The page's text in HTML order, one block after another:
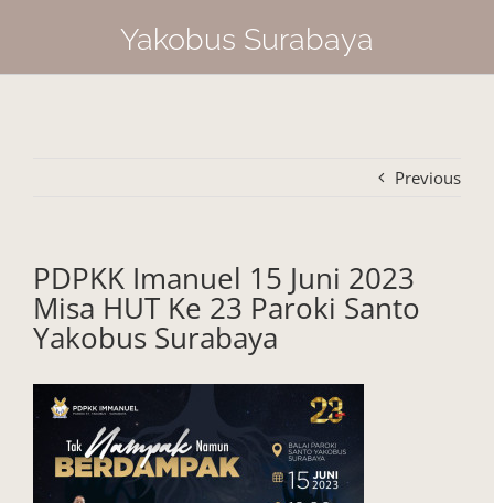
Yakobus Surabaya
Previous
PDPKK Imanuel 15 Juni 2023
Misa HUT Ke 23 Paroki Santo
Yakobus Surabaya